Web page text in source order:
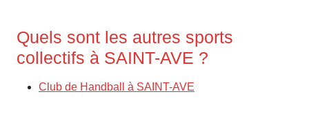
Quels sont les autres sports
collectifs à SAINT-AVE ?
Club de Handball à SAINT-AVE